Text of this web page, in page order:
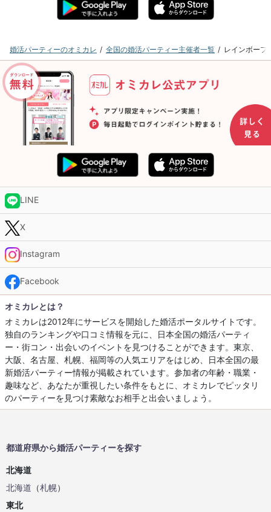
婚活パーティーのオミカレ 全国の婚活パーティー主催者一覧 レインボーフ
LINE
X
Instagram
Facebook
オミカレとは？
オミカレは2012年にサービスを開始した婚活ポータルサイトです。
独自のランキングや口コミ情報を元に、日本全国の婚活パーティ
ー・街コン・出会いのイベントを見つけることができます。東京、
大阪、名古屋、札幌、福岡等の人気エリアをはじめ、日本全国の最
新婚活パーティー情報が掲載されています。参加者の年齢・職業・
趣味など、あなたが重視したい条件をもとに、オミカレでピッタリ
のパーティーを見つけ素敵なお相手と出会いましょう。
都道府県から婚活パーティーを探す
北海道
北海道 （札幌）
東北